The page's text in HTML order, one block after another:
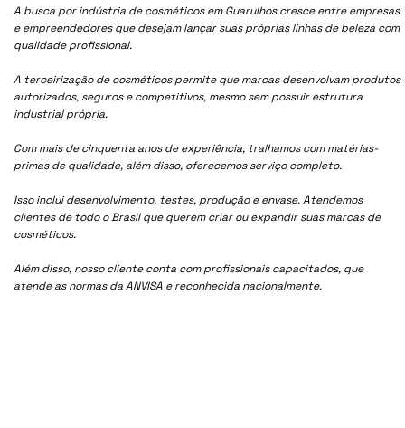
A busca por indústria de cosméticos emGuarulhoscresce entre empresas
e empreendedores que desejam lançar suas próprias linhas de beleza com
qualidade profissional.
A terceirização de cosméticos permite que marcas desenvolvam produtos
autorizados, seguros e competitivos, mesmo sem possuir estrutura
industrial própria.
Com mais de cinquenta anos de experiência, tralhamos com matérias-
primas de qualidade, além disso, oferecemos serviço completo.
Isso inclui desenvolvimento, testes, produção e envase. Atendemos
clientes de todo o Brasil que querem criar ou expandir suas marcas de
cosméticos.
Além disso, nosso cliente conta com profissionais capacitados, que
atende as normas da ANVISA e reconhecida nacionalmente.